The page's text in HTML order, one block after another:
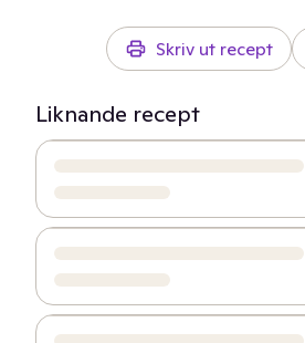
Skriv ut recept
Liknande recept